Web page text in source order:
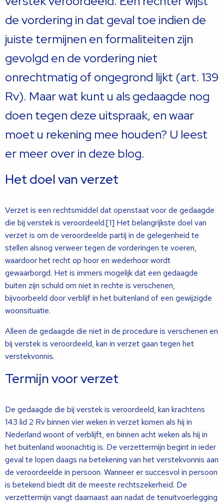
de vordering in dat geval toe indien de
juiste termijnen en formaliteiten zijn
gevolgd en de vordering niet
onrechtmatig of ongegrond lijkt (art. 139
Rv). Maar wat kunt u als gedaagde nog
doen tegen deze uitspraak, en waar
moet u rekening mee houden? U leest
er meer over in deze blog.
Het doel van verzet
Verzet is een rechtsmiddel dat openstaat voor de gedaagde
die bij verstek is veroordeeld.[1] Het belangrijkste doel van
verzet is om de veroordeelde partij in de gelegenheid te
stellen alsnog verweer tegen de vorderingen te voeren,
waardoor het recht op hoor en wederhoor wordt
gewaarborgd. Het is immers mogelijk dat een gedaagde
buiten zijn schuld om niet in rechte is verschenen,
bijvoorbeeld door verblijf in het buitenland of een gewijzigde
woonsituatie.
Alleen de gedaagde die niet in de procedure is verschenen en
bij verstek is veroordeeld, kan in verzet gaan tegen het
verstekvonnis.
Termijn voor verzet
De gedaagde die bij verstek is veroordeeld, kan krachtens
143 lid 2 Rv binnen vier weken in verzet komen als hij in
Nederland woont of verblijft, en binnen acht weken als hij in
het buitenland woonachtig is. De verzettermijn begint in ieder
geval te lopen daags na betekening van het verstekvonnis aan
de veroordeelde in persoon. Wanneer er succesvol in persoon
is betekend biedt dit de meeste rechtszekerheid. De
verzettermijn vangt daarnaast aan nadat de tenuitvoerlegging